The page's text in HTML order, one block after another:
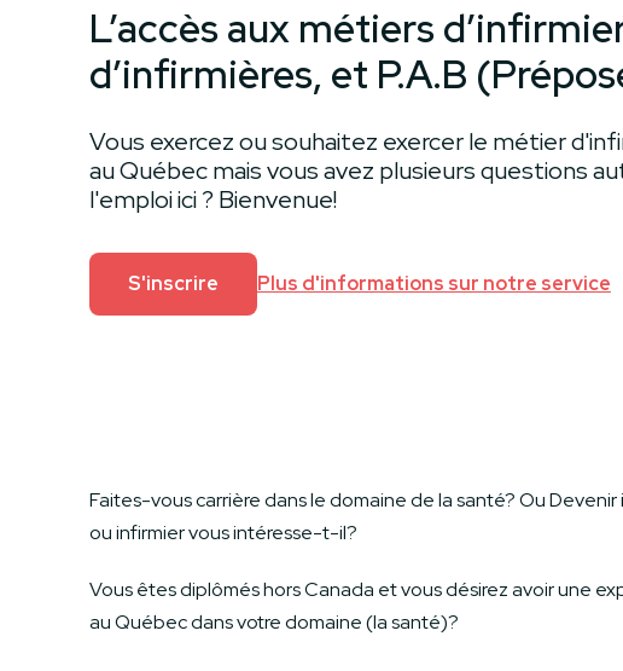
L’accès aux métiers
d’infirmières, et P.A.B
Vous exercez ou souhaitez exercer le métier
au Québec mais vous avez plusieurs questions
l'emploi ici ? Bienvenue!
S'inscrire Plus d'informations sur notre service
Faites-vous carrière dans le domaine de la santé? Ou Devenir
ou infirmier vous intéresse-t-il?
Vous êtes diplômés hors Canada et vous désirez avoir une
au Québec dans votre domaine (la santé)?